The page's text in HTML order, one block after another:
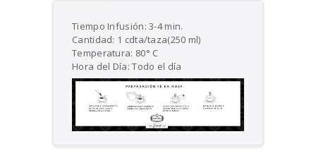
Tiempo Infusión: 3-4 min.
Cantidad: 1 cdta/taza(250 ml)
Temperatura: 80° C
Hora del Día: Todo el día